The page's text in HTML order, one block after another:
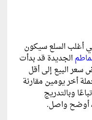
أغلب السلع سيكون
الجديدة قد بدأت
البيع إلى أقل
أخر يومين مقارنة
وبالتدريج
أوضح واصل.